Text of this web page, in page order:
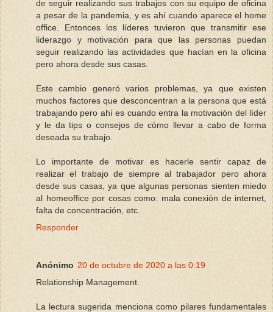
de seguir realizando sus trabajos con su equipo de oficina
a pesar de la pandemia, y es ahí cuando aparece el home
office. Entonces los líderes tuvieron que transmitir ese
liderazgo y motivación para que las personas puedan
seguir realizando las actividades que hacían en la oficina
pero ahora desde sus casas.
Este cambio generó varios problemas, ya que existen
muchos factores que desconcentran a la persona que está
trabajando pero ahí es cuando entra la motivación del líder
y le da tips o consejos de cómo llevar a cabo de forma
deseada su trabajo.
Lo importante de motivar es hacerle sentir capaz de
realizar el trabajo de siempre al trabajador pero ahora
desde sus casas, ya que algunas personas sienten miedo
al homeoffice por cosas como: mala conexión de internet,
falta de concentración, etc.
Responder
Anónimo 20 de octubre de 2020 a las 0:19
Relationship Management.
La lectura sugerida menciona como pilares fundamentales